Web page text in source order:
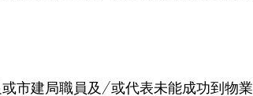
市建局職員及/或代表未能成功到物